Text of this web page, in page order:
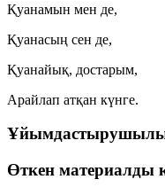
Қуанамын мен де,
Қуанасың сен де,
Қуанайық, достарым,
Арайлап атқан күнге.
Ұйымдастырушылық-
Өткен материалды